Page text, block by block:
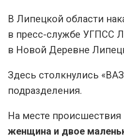
В Липецкой области
в пресс-службе УГПСС
в Новой Деревне
Здесь столкнулись
подразделения.
На месте
женщина и двое